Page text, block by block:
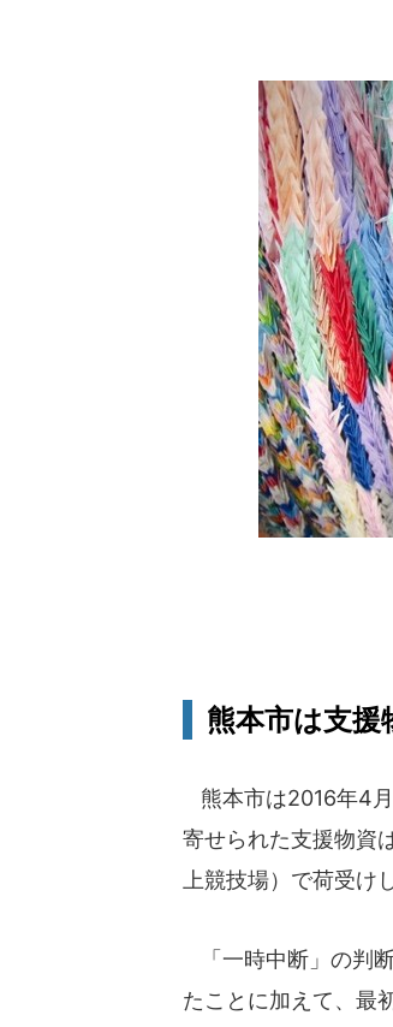
熊本市は支援
熊本市は2016年4
寄せられた支援物資
上競技場）で荷受け
「一時中断」の判
たことに加えて、最